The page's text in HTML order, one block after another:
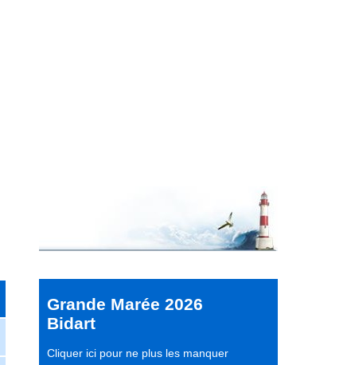
Grande Marée 2026
Bidart
Cliquer ici pour ne plus les manquer